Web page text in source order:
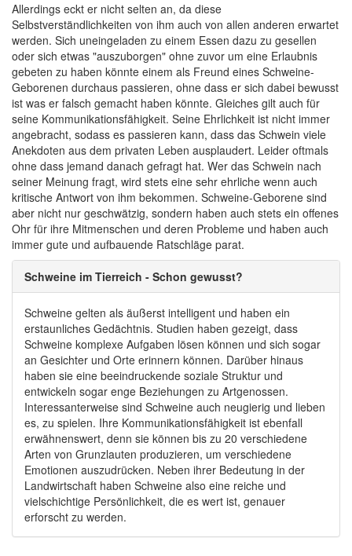
Allerdings eckt er nicht selten an, da diese
Selbstverständlichkeiten von ihm auch von allen anderen erwartet
werden. Sich uneingeladen zu einem Essen dazu zu gesellen
oder sich etwas "auszuborgen" ohne zuvor um eine Erlaubnis
gebeten zu haben könnte einem als Freund eines Schweine-
Geborenen durchaus passieren, ohne dass er sich dabei bewusst
ist was er falsch gemacht haben könnte. Gleiches gilt auch für
seine Kommunikationsfähigkeit. Seine Ehrlichkeit ist nicht immer
angebracht, sodass es passieren kann, dass das Schwein viele
Anekdoten aus dem privaten Leben ausplaudert. Leider oftmals
ohne dass jemand danach gefragt hat. Wer das Schwein nach
seiner Meinung fragt, wird stets eine sehr ehrliche wenn auch
kritische Antwort von ihm bekommen. Schweine-Geborene sind
aber nicht nur geschwätzig, sondern haben auch stets ein offenes
Ohr für ihre Mitmenschen und deren Probleme und haben auch
immer gute und aufbauende Ratschläge parat.
Schweine im Tierreich - Schon gewusst?
Schweine gelten als äußerst intelligent und haben ein
erstaunliches Gedächtnis. Studien haben gezeigt, dass
Schweine komplexe Aufgaben lösen können und sich sogar
an Gesichter und Orte erinnern können. Darüber hinaus
haben sie eine beeindruckende soziale Struktur und
entwickeln sogar enge Beziehungen zu Artgenossen.
Interessanterweise sind Schweine auch neugierig und lieben
es, zu spielen. Ihre Kommunikationsfähigkeit ist ebenfall
erwähnenswert, denn sie können bis zu 20 verschiedene
Arten von Grunzlauten produzieren, um verschiedene
Emotionen auszudrücken. Neben ihrer Bedeutung in der
Landwirtschaft haben Schweine also eine reiche und
vielschichtige Persönlichkeit, die es wert ist, genauer
erforscht zu werden.